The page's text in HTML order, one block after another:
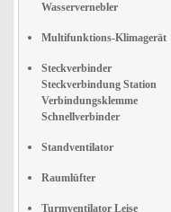
Wasservernebler
Multifunktions-Klimagerät
Steckverbinder
Steckverbindung Station
Verbindungsklemme
Schnellverbinder
Standventilator
Raumlüfter
Turmventilator Leise